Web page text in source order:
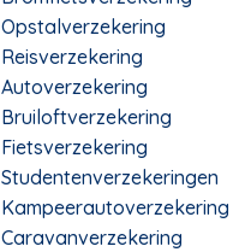
Opstalverzekering
Reisverzekering
Autoverzekering
Bruiloftverzekering
Fietsverzekering
Studentenverzekeringen
Kampeerautoverzekering
Caravanverzekering